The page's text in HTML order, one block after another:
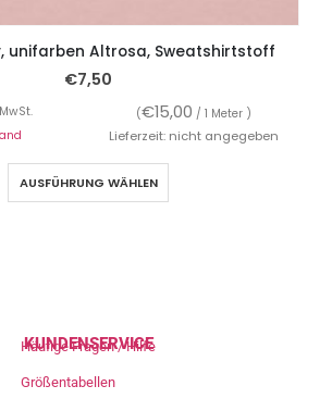
unifarben Altrosa, Sweatshirtstoff
€7,50
(€15,00 / 1 Meter )
Lieferzeit: nicht angegeben
AUSFÜHRUNG WÄHLEN
KUNDENSERVICE
Häufige Fragen / Hilfe
Größentabellen